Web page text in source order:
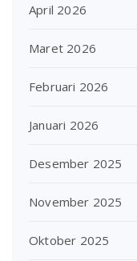
April 2026
Maret 2026
Februari 2026
Januari 2026
Desember 2025
November 2025
Oktober 2025